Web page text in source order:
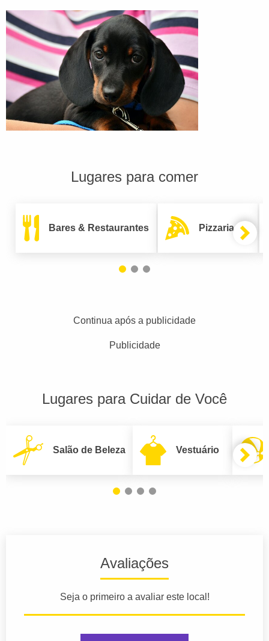
Lugares para comer
Bares & Restaurantes Pizzarias
Continua após a publicidade
Publicidade
Lugares para Cuidar de Você
Salão de Beleza Vestuário
Avaliações
Seja o primeiro a avaliar este local!